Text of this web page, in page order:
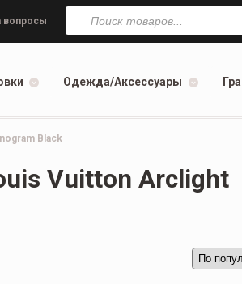
вопросы
Поиск
товаров
Одежда/Аксессуары
Black
Vuitton Arclight